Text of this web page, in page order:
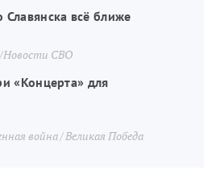
всё ближе
Новости СВО
«Концерта» для
война Великая Победа